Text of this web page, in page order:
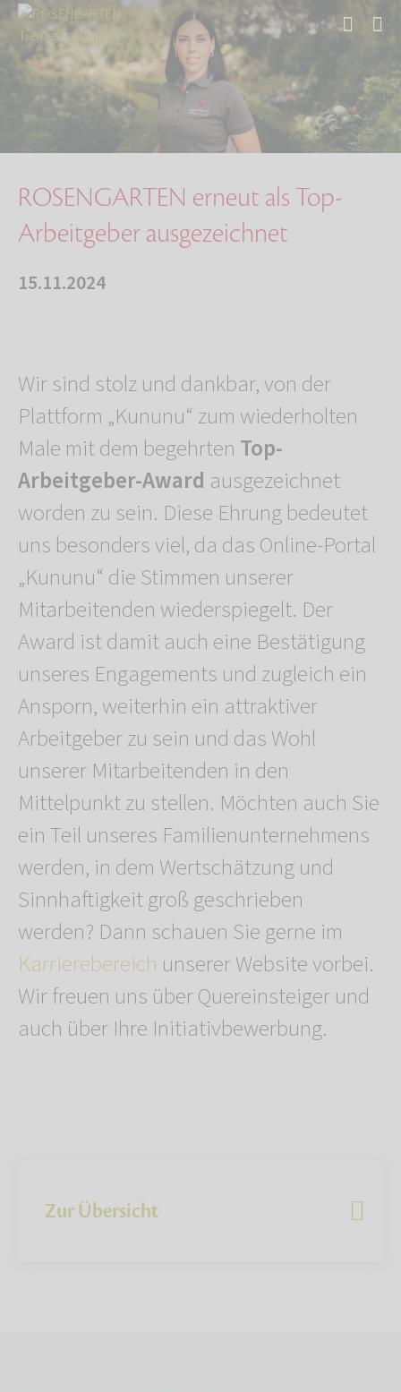
Über uns
Aktuelles
ROSENGARTEN erneut als Top-Arbeitgeber ausgez…
ROSENGARTEN erneut als Top-
Arbeitgeber ausgezeichnet
15.11.2024
Wir sind stolz und dankbar, von der
Plattform „Kununu“ zum wiederholten
Male mit dem begehrten Top-
Arbeitgeber-Award ausgezeichnet
worden zu sein. Diese Ehrung bedeutet
uns besonders viel, da das Online-Portal
„Kununu“ die Stimmen unserer
Mitarbeitenden wiederspiegelt. Der
Award ist damit auch eine Bestätigung
unseres Engagements und zugleich ein
Ansporn, weiterhin ein attraktiver
Arbeitgeber zu sein und das Wohl
unserer Mitarbeitenden in den
Mittelpunkt zu stellen. Möchten auch Sie
ein Teil unseres Familienunternehmens
werden, in dem Wertschätzung und
Sinnhaftigkeit groß geschrieben
werden? Dann schauen Sie gerne im
Karrierebereich unserer Website vorbei.
Wir freuen uns über Quereinsteiger und
auch über Ihre Initiativbewerbung.
Zur Übersicht